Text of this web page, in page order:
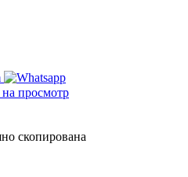
на просмотр
скопирована